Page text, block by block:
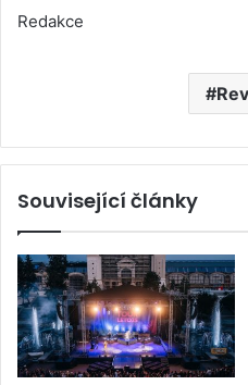
Redakce
Související články